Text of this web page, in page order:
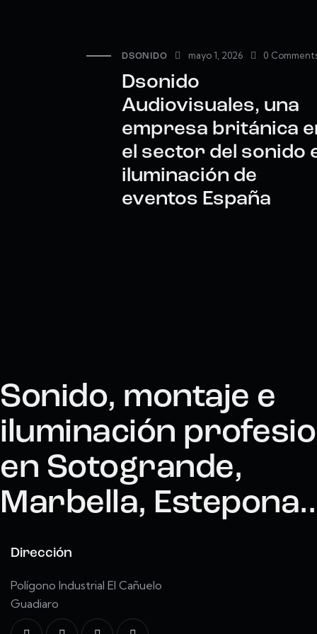
DSONIDO mayo 1, 2026 0
Dsonido
Audiovisuales, una
empresa británica
el sector del sonido
iluminación de
eventos España
Sonido, montaje e
iluminación
en Sotogrande,
Marbella,
Dirección
Polígono Industrial El Cañuelo
Guadiaro